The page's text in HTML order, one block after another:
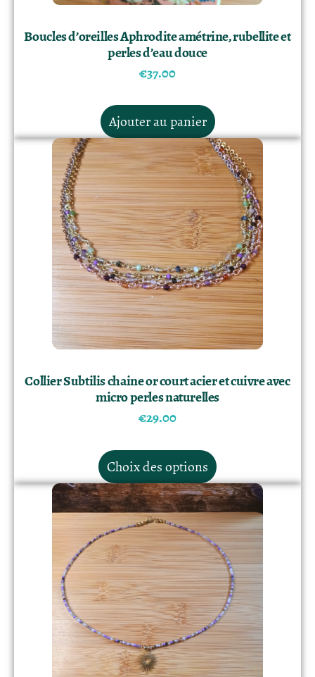
Boucles d’oreilles Aphrodite amétrine, rubellite et
perles d’eau douce
€37.00
Ajouter au panier
Collier Subtilis chaine or court acier et cuivre avec
micro perles naturelles
€29.00
Choix des options